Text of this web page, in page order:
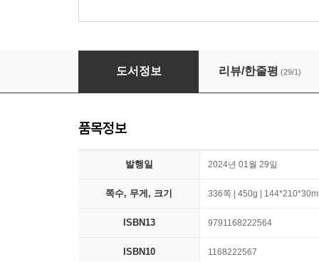
영혼이 단단한 아이의 비밀 정서 지능
도서정보 리뷰/한줄평 (29/1)
품목정보
발행일 2024년 01월 29일
쪽수, 무게, 크기 336쪽 | 450g |
ISBN13 9791168222564
ISBN10 1168222567